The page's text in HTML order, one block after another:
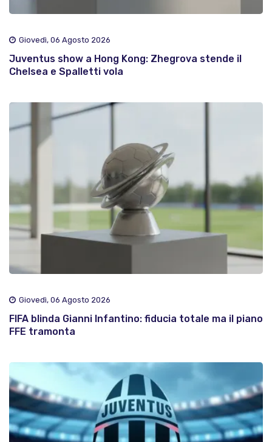
Giovedì, 06 Agosto 2026
Juventus show a Hong Kong: Zhegrova stende il
Chelsea e Spalletti vola
Giovedì, 06 Agosto 2026
FIFA blinda Gianni Infantino: fiducia totale ma il piano
FFE tramonta